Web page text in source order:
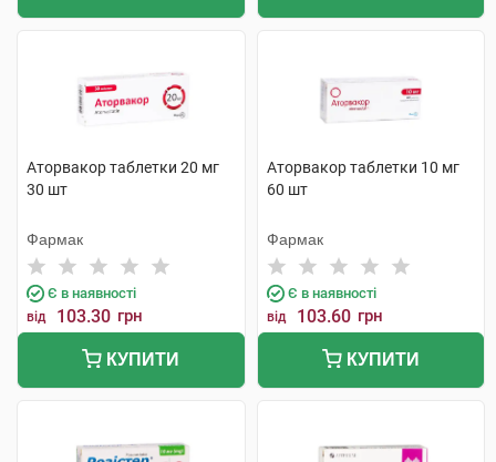
Аторвакор таблетки 20 мг
30 шт
Фармак
Є в наявності
від 103.30 грн
КУПИТИ
Аторвакор таблетки 10 мг
60 шт
Фармак
Є в наявності
від 103.60 грн
КУПИТИ